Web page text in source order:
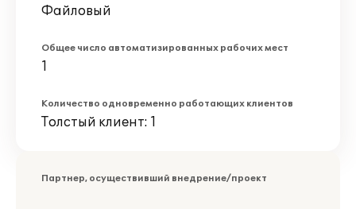
Файловый
Общее число автоматизированных рабочих мест
1
Количество одновременно работающих клиентов
Толстый клиент: 1
Партнер, осуществивший внедрение/проект